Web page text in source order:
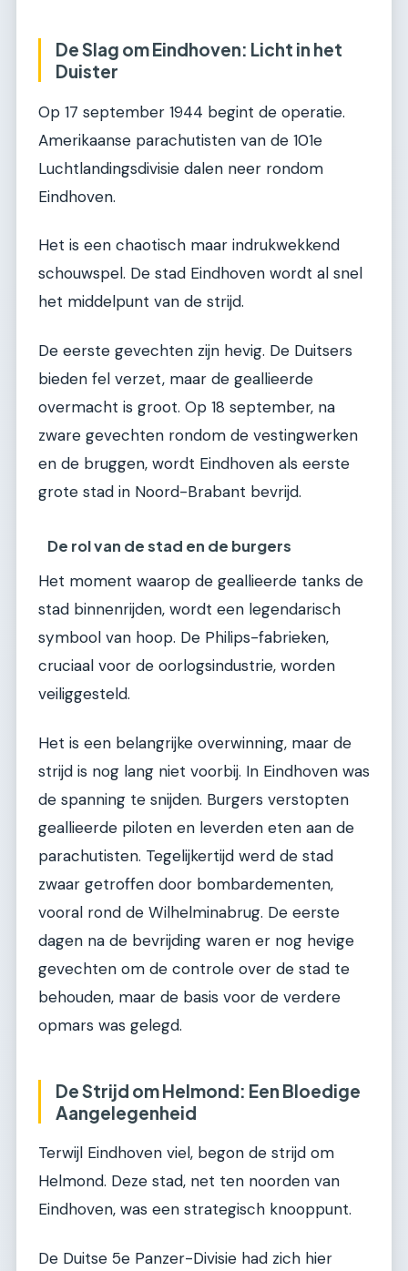
De Slag om Eindhoven: Licht in het
Duister
Op 17 september 1944 begint de operatie.
Amerikaanse parachutisten van de 101e
Luchtlandingsdivisie dalen neer rondom
Eindhoven.
Het is een chaotisch maar indrukwekkend
schouwspel. De stad Eindhoven wordt al snel
het middelpunt van de strijd.
De eerste gevechten zijn hevig. De Duitsers
bieden fel verzet, maar de geallieerde
overmacht is groot. Op 18 september, na
zware gevechten rondom de vestingwerken
en de bruggen, wordt Eindhoven als eerste
grote stad in Noord-Brabant bevrijd.
De rol van de stad en de burgers
Het moment waarop de geallieerde tanks de
stad binnenrijden, wordt een legendarisch
symbool van hoop. De Philips-fabrieken,
cruciaal voor de oorlogsindustrie, worden
veiliggesteld.
Het is een belangrijke overwinning, maar de
strijd is nog lang niet voorbij. In Eindhoven was
de spanning te snijden. Burgers verstopten
geallieerde piloten en leverden eten aan de
parachutisten. Tegelijkertijd werd de stad
zwaar getroffen door bombardementen,
vooral rond de Wilhelminabrug. De eerste
dagen na de bevrijding waren er nog hevige
gevechten om de controle over de stad te
behouden, maar de basis voor de verdere
opmars was gelegd.
De Strijd om Helmond: Een Bloedige
Aangelegenheid
Terwijl Eindhoven viel, begon de strijd om
Helmond. Deze stad, net ten noorden van
Eindhoven, was een strategisch knooppunt.
De Duitse 5e Panzer-Divisie had zich hier